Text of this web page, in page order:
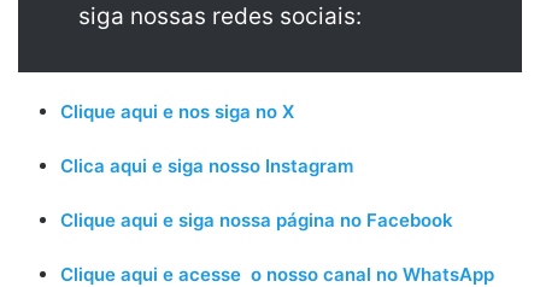
siga nossas redes sociais:
Clique aqui e nos siga no X
Clica aqui e siga nosso Instagram
Clique aqui e siga nossa página no Facebook
Clique aqui e acesse o nosso canal no WhatsApp